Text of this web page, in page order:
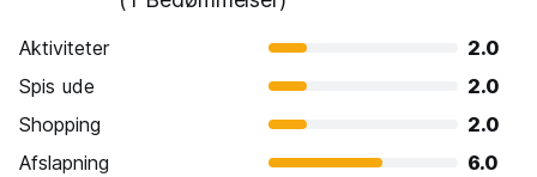
Aktiviteter
2.0
Spis ude
2.0
Shopping
2.0
Afslapning
6.0